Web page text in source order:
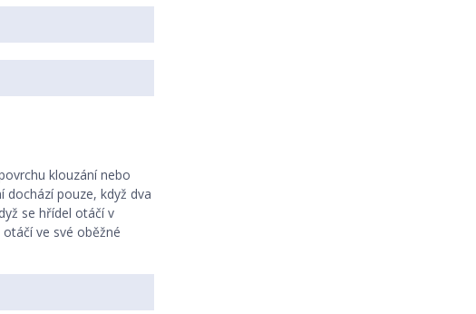
klouzání nebo
pouze, když dva
se hřídel otáčí v
ve své oběžné